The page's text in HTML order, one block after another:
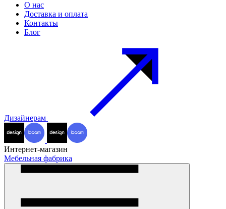
О нас
Доставка и оплата
Контакты
Блог
Дизайнерам
Интернет-магазин
Мебельная фабрика